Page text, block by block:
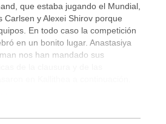
que estaba jugando el Mundial,
Carlsen y Alexei Shirov porque
En todo caso la competición
en un bonito lugar. Anastasiya
nos han mandado sus